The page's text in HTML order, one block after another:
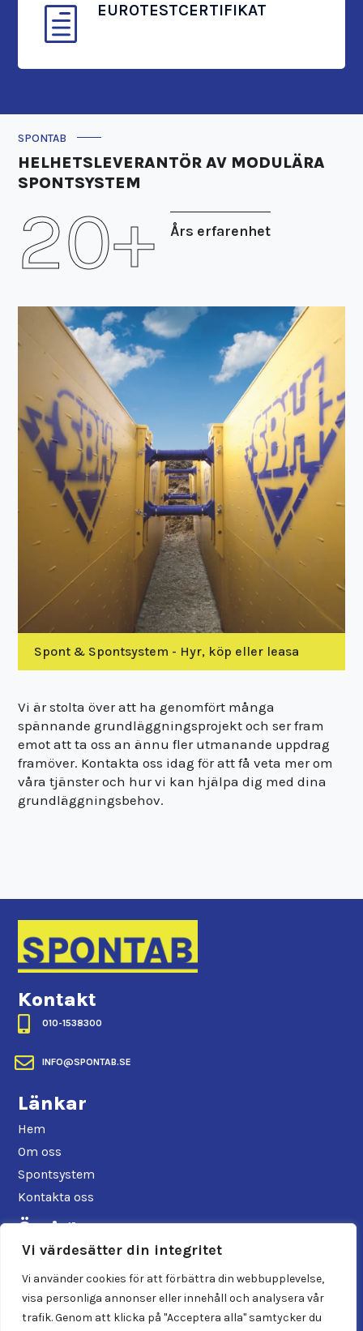
Vi värdesätter din integritet
Vi använder cookies för att förbättra din webbupplevelse,
visa personliga annonser eller innehåll och analysera vår
trafik. Genom att klicka på "Acceptera alla" samtycker du
h EUROTESTCERTIFIKAT
SPONTAB
HELHETSLEVERANTÖR AV MODULÄRA
SPONTSYSTEM
20+ Års erfarenhet
Spont & Spontsystem - Hyr, köp eller leasa
Vi är stolta över att ha genomfört många
spännande grundläggningsprojekt och ser fram
emot att ta oss an ännu fler utmanande uppdrag
framöver. Kontakta oss idag för att få veta mer om
våra tjänster och hur vi kan hjälpa dig med dina
grundläggningsbehov.
Kontakt
 010-1538300
 INFO@SPONTAB.SE
Länkar
Hem
Om oss
Spontsystem
Kontakta oss
Övrigt
Allmänna hyresvillkor
Faktureringsrutin
Integritetspolicy